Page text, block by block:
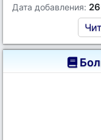
Дата добавления: